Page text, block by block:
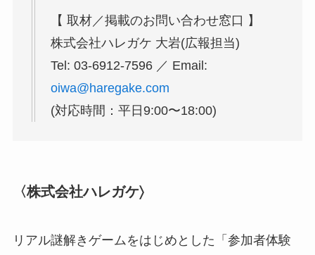
【 取材／掲載のお問い合わせ窓⼝ 】
株式会社ハレガケ ⼤岩(広報担当)
Tel: 03-6912-7596 ／ Email:
oiwa@haregake.com
(対応時間：平⽇9:00〜18:00)
〈株式会社ハレガケ〉
リアル謎解きゲームをはじめとした「参加者体験